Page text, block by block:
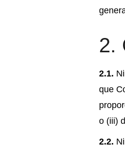
2.
2.1.
que
o (iii)
2.2.